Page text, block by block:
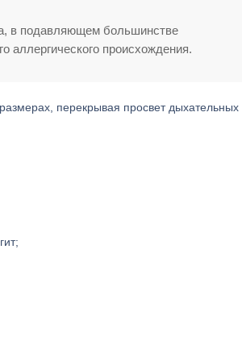
в подавляющем большинстве
аллергического происхождения.
перекрывая просвет дыхательных